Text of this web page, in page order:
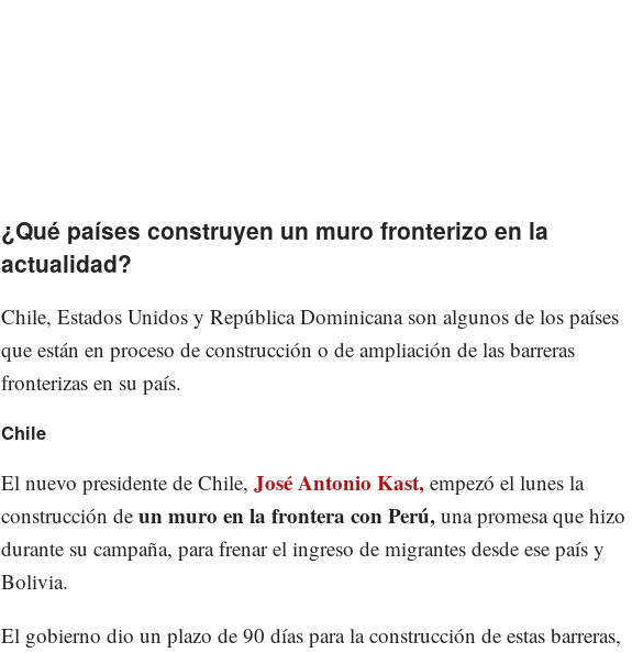
¿Qué países construyen un muro fronterizo en la
actualidad?
Chile, Estados Unidos y República Dominicana son algunos de los países
que están en proceso de construcción o de ampliación de las barreras
fronterizas en su país.
Chile
El nuevo presidente de Chile, José Antonio Kast, empezó el lunes la
construcción de un muro en la frontera con Perú, una promesa que hizo
durante su campaña, para frenar el ingreso de migrantes desde ese país y
Bolivia.
El gobierno dio un plazo de 90 días para la construcción de estas barreras,